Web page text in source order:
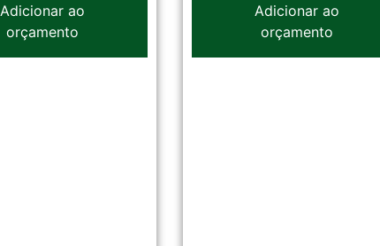
Adicionar ao
orçamento
Adicionar ao
orçamento